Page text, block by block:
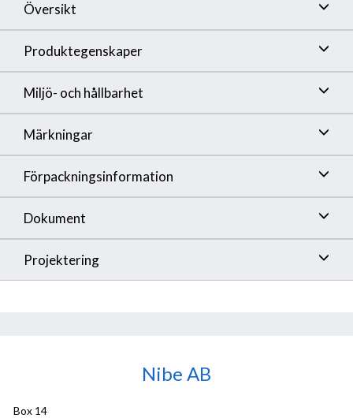
Översikt
Produktegenskaper
Miljö- och hållbarhet
Märkningar
Förpackningsinformation
Dokument
Projektering
Nibe AB
Box 14